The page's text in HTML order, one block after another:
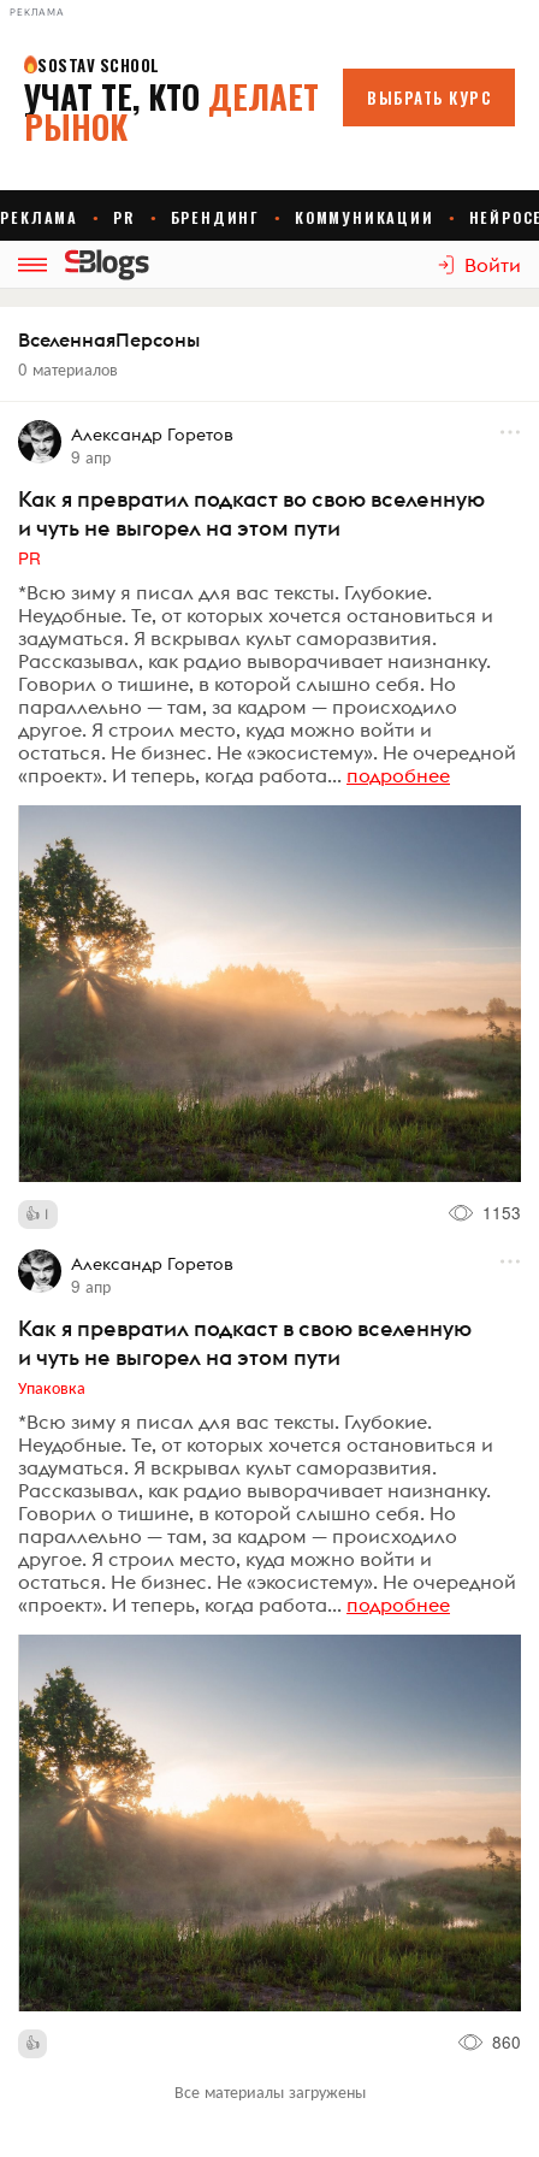
РЕКЛАМА
Войти
ВселеннаяПерсоны
0 материалов
Александр Горетов
9 апр
Как я превратил подкаст во свою вселенную
и чуть не выгорел на этом пути
PR
*Всю зиму я писал для вас тексты. Глубокие.
Неудобные. Те, от которых хочется остановиться и
задуматься. Я вскрывал культ саморазвития.
Рассказывал, как радио выворачивает наизнанку.
Говорил о тишине, в которой слышно себя. Но
параллельно — там, за кадром — происходило
другое. Я строил место, куда можно войти и
остаться. Не бизнес. Не «экосистему». Не очередной
«проект». И теперь, когда работа... подробнее
1 1153
Александр Горетов
9 апр
Как я превратил подкаст в свою вселенную
и чуть не выгорел на этом пути
Упаковка
*Всю зиму я писал для вас тексты. Глубокие.
Неудобные. Те, от которых хочется остановиться и
задуматься. Я вскрывал культ саморазвития.
Рассказывал, как радио выворачивает наизнанку.
Говорил о тишине, в которой слышно себя. Но
параллельно — там, за кадром — происходило
другое. Я строил место, куда можно войти и
остаться. Не бизнес. Не «экосистему». Не очередной
«проект». И теперь, когда работа... подробнее
860
Все материалы загружены